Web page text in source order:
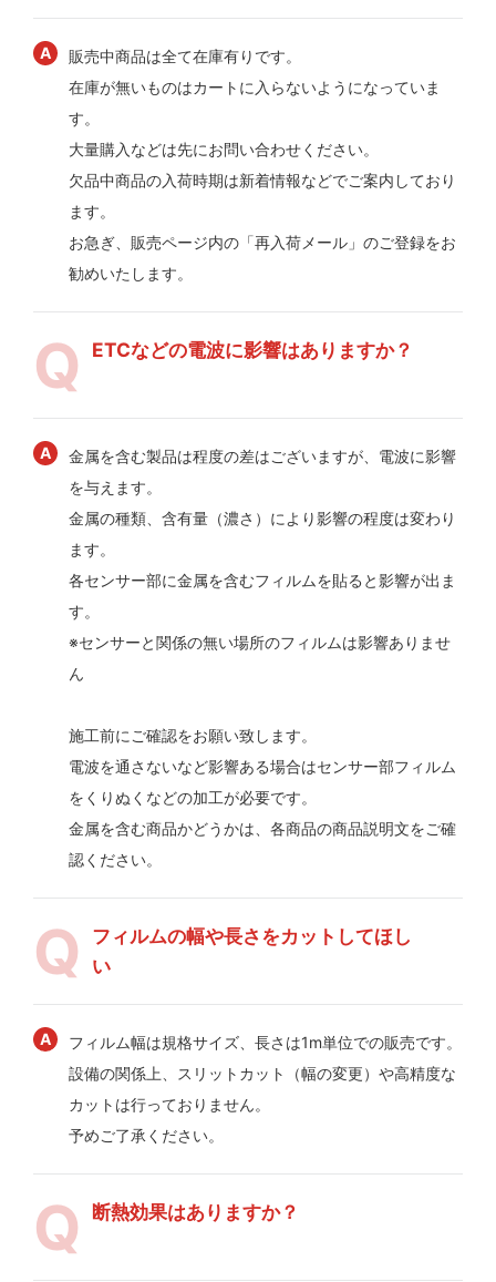
販売中商品は全て在庫有りです。
在庫が無いものはカートに入らないようになっていま
す。
大量購入などは先にお問い合わせください。
欠品中商品の入荷時期は新着情報などでご案内しており
ます。
お急ぎ、販売ページ内の「再入荷メール」のご登録をお
勧めいたします。
ETCなどの電波に影響はありますか？
金属を含む製品は程度の差はございますが、電波に影響
を与えます。
金属の種類、含有量（濃さ）により影響の程度は変わり
ます。
各センサー部に金属を含むフィルムを貼ると影響が出ま
す。
※センサーと関係の無い場所のフィルムは影響ありませ
ん
施工前にご確認をお願い致します。
電波を通さないなど影響ある場合はセンサー部フィルム
をくりぬくなどの加工が必要です。
金属を含む商品かどうかは、各商品の商品説明文をご確
認ください。
フィルムの幅や長さをカットしてほし
い
フィルム幅は規格サイズ、長さは1m単位での販売です。
設備の関係上、スリットカット（幅の変更）や高精度な
カットは行っておりません。
予めご了承ください。
断熱効果はありますか？